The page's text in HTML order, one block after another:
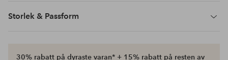
Storlek & Passform
30% rabatt på dyraste varan* + 15% rabatt på resten av